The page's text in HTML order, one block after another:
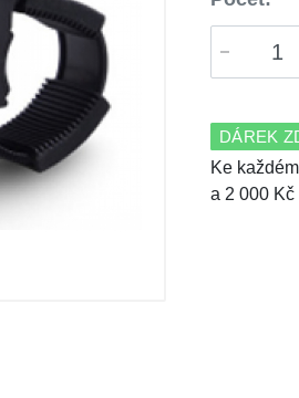
DÁREK
Ke
a 2 000 Kč